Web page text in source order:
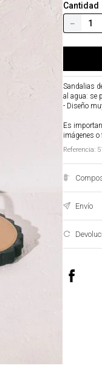
Cantidad
－
Sandalias
al agua: se
- Diseño
Es
imágenes
Referencia:
Envío